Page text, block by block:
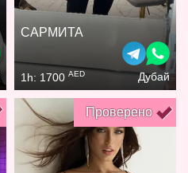
САРМИТА
1h: 1700 AED Дубай
Проверено